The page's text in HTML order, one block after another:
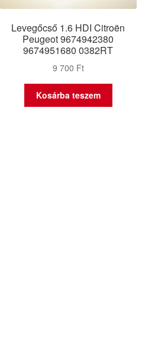
Levegőcső 1.6 HDI Citroën
Peugeot 9674942380
9674951680 0382RT
9 700 Ft
Kosárba teszem